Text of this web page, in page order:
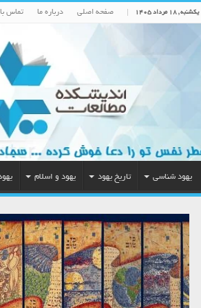
یکشنبه , ۱۸ مرداد ۱۴۰۵ صفحه اصلی درباره ما تماس
یهود شناسی تاریخ یهود یهود و اسلام